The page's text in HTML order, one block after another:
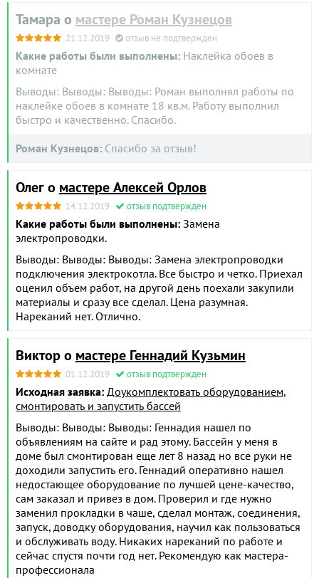
Тамара о мастере Роман Кузнецов
21.12.2019 отзыв не подтвержден
Какие работы были выполнены: Наклейка обоев в
комнате
Выводы: Выводы: Выводы: Роман выполнял работы по
наклейке обоев в комнате 18 кв.м. Работу выполнил
быстро и качественно. Спасибо.
Роман Кузнецов: Спасибо за отзыв!
Олег о мастере Алексей Орлов
14.12.2019 отзыв подтвержден
Какие работы были выполнены: Замена
электропроводки.
Выводы: Выводы: Выводы: Замена электропроводки
подключения электрокотла. Все быстро и четко. Приехал
оценил объем работ, на другой день поехали закупили
материалы и сразу все сделал. Цена разумная.
Нареканий нет. Отлично.
Виктор о мастере Геннадий Кузьмин
01.12.2019 отзыв подтвержден
Исходная заявка: Доукомплектовать оборудованием,
смонтировать и запустить бассей
Выводы: Выводы: Выводы: Геннадия нашел по
объявлениям на сайте и рад этому. Бассейн у меня в
доме был смонтирован еще лет 8 назад но все руки не
доходили запустить его. Геннадий оперативно нашел
недостающее оборудование по лучшей цене-качество,
сам заказал и привез в дом. Проверил и где нужно
заменил прокладки в чаше, сделал монтаж, соединения,
запуск, доводку оборудования, научил как пользоваться
и обслуживать воду. Никаких нареканий по работе и
сейчас спустя почти год нет. Рекомендую как мастера-
профессионала